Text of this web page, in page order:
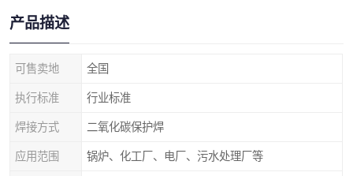
产品描述
可售卖地 全国
执行标准 行业标准
焊接方式 二氧化碳保护焊
应用范围 锅炉、化工厂、电厂、污水处理厂等